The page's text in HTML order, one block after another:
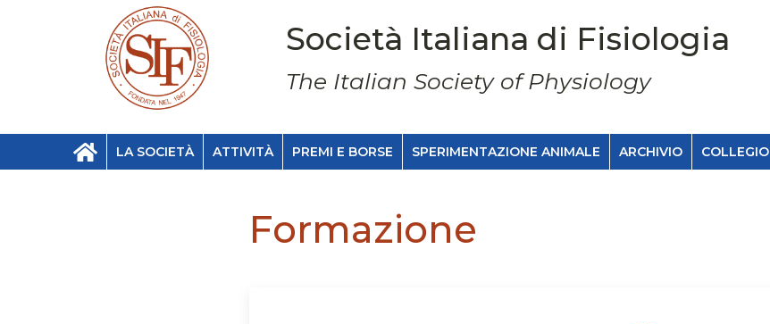
Società Italiana di Fisiologia
The Italian Society of Physiology
LA SOCIETÀ ATTIVITÀ PREMI E BORSE SPERIMENTAZIONE ANIMALE ARCHIVIO COLLEGIO
Formazione